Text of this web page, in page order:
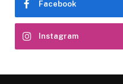
Facebook
Instagram